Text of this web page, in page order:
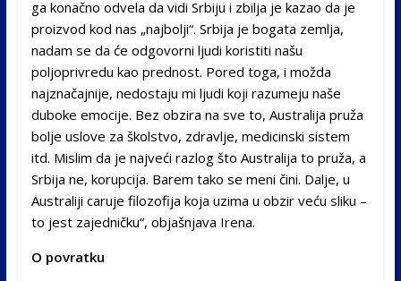
ga konačno odvela da vidi Srbiju i zbilja je kazao da je
proizvod kod nas „najbolji“. Srbija je bogata zemlja,
nadam se da će odgovorni ljudi koristiti našu
poljoprivredu kao prednost. Pored toga, i možda
najznačajnije, nedostaju mi ljudi koji razumeju naše
duboke emocije. Bez obzira na sve to, Australija pruža
bolje uslove za školstvo, zdravlje, medicinski sistem
itd. Mislim da je najveći razlog što Australija to pruža, a
Srbija ne, korupcija. Barem tako se meni čini. Dalje, u
Australiji caruje filozofija koja uzima u obzir veću sliku –
to jest zajedničku“, objašnjava Irena.
O povratku